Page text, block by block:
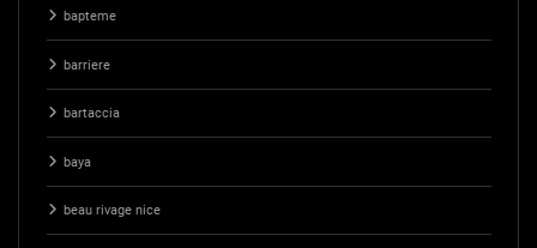
bapteme
barriere
bartaccia
baya
beau rivage nice